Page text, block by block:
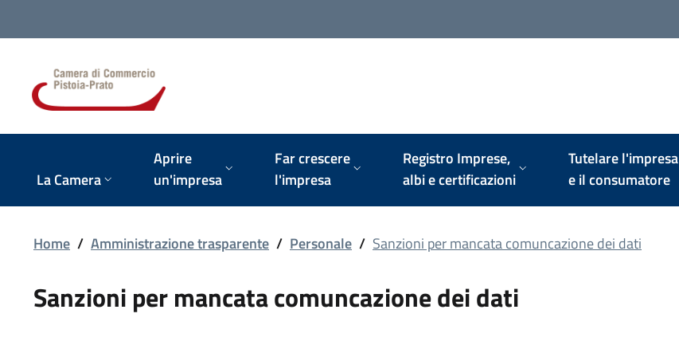
La Camera
Aprire
un'impresa
Far crescere
l'impresa
Registro Imprese,
albi e certificazioni
Tutelare l'impresa
e il consumatore
Home / Amministrazione trasparente / Personale / Sanzioni per mancata comuncazione dei dati
Sanzioni per mancata comuncazione dei dati